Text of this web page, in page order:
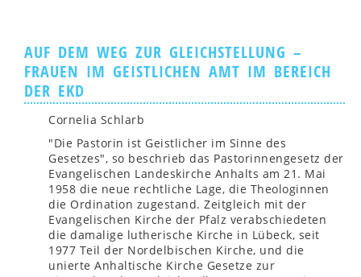
AUF DEM WEG ZUR GLEICHSTELLUNG –
FRAUEN IM GEISTLICHEN AMT IM BEREICH
DER EKD
Cornelia Schlarb
"Die Pastorin ist Geistlicher im Sinne des
Gesetzes", so beschrieb das Pastorinnengesetz der
Evangelischen Landeskirche Anhalts am 21. Mai
1958 die neue rechtliche Lage, die Theologinnen
die Ordination zugestand. Zeitgleich mit der
Evangelischen Kirche der Pfalz verabschiedeten
die damalige lutherische Kirche in Lübeck, seit
1977 Teil der Nordelbischen Kirche, und die
unierte Anhaltische Kirche Gesetze zur